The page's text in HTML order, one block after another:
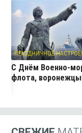
ПРАЗДНИЧНОЕ
С Днём Военно-
флота,